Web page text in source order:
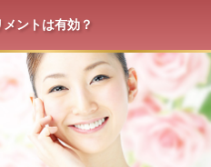
ントは有効？